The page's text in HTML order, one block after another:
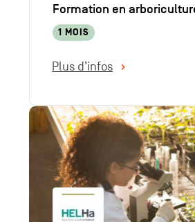
Formation en
1 MOIS
Plus d’infos